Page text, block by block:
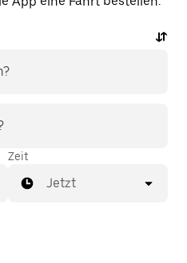
Zeit
Jetzt